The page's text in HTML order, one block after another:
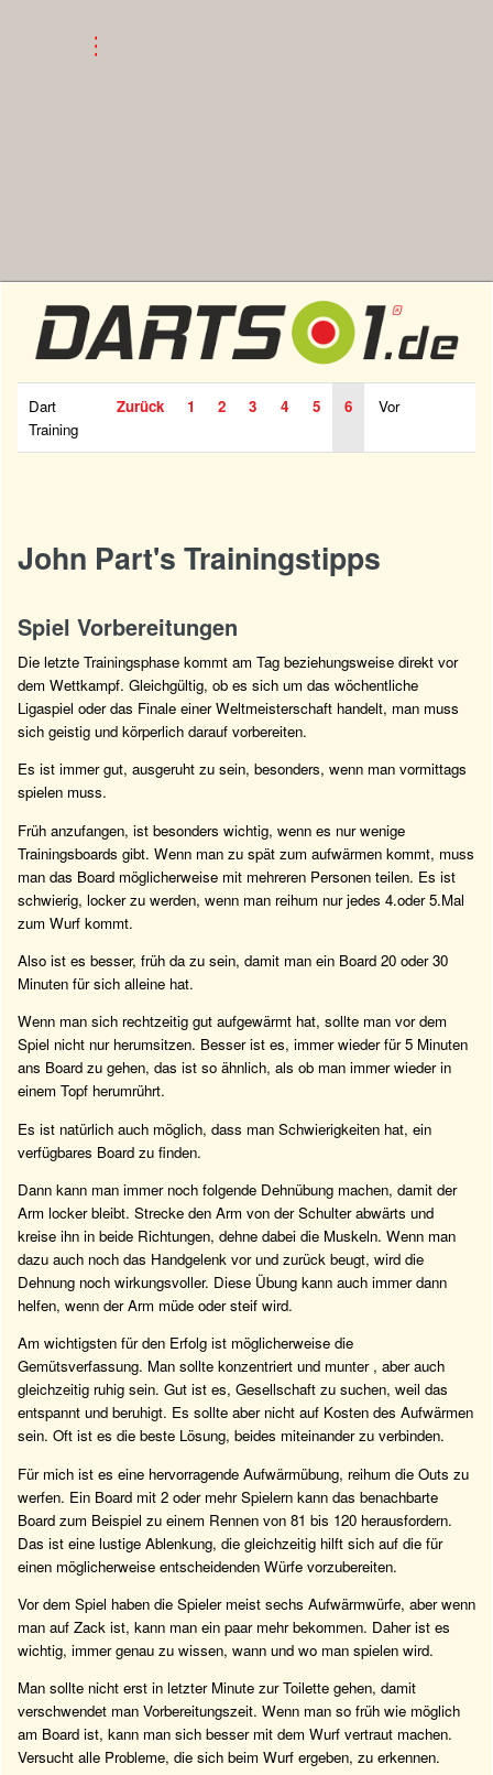
Dart
Training
Zurück 1 2 3 4 5 6 Vor
John Part's Trainingstipps
Spiel Vorbereitungen
Die letzte Trainingsphase kommt am Tag beziehungsweise direkt vor
dem Wettkampf. Gleichgültig, ob es sich um das wöchentliche
Ligaspiel oder das Finale einer Weltmeisterschaft handelt, man muss
sich geistig und körperlich darauf vorbereiten.
Es ist immer gut, ausgeruht zu sein, besonders, wenn man vormittags
spielen muss.
Früh anzufangen, ist besonders wichtig, wenn es nur wenige
Trainingsboards gibt. Wenn man zu spät zum aufwärmen kommt, muss
man das Board möglicherweise mit mehreren Personen teilen. Es ist
schwierig, locker zu werden, wenn man reihum nur jedes 4.oder 5.Mal
zum Wurf kommt.
Also ist es besser, früh da zu sein, damit man ein Board 20 oder 30
Minuten für sich alleine hat.
Wenn man sich rechtzeitig gut aufgewärmt hat, sollte man vor dem
Spiel nicht nur herumsitzen. Besser ist es, immer wieder für 5 Minuten
ans Board zu gehen, das ist so ähnlich, als ob man immer wieder in
einem Topf herumrührt.
Es ist natürlich auch möglich, dass man Schwierigkeiten hat, ein
verfügbares Board zu finden.
Dann kann man immer noch folgende Dehnübung machen, damit der
Arm locker bleibt. Strecke den Arm von der Schulter abwärts und
kreise ihn in beide Richtungen, dehne dabei die Muskeln. Wenn man
dazu auch noch das Handgelenk vor und zurück beugt, wird die
Dehnung noch wirkungsvoller. Diese Übung kann auch immer dann
helfen, wenn der Arm müde oder steif wird.
Am wichtigsten für den Erfolg ist möglicherweise die
Gemütsverfassung. Man sollte konzentriert und munter , aber auch
gleichzeitig ruhig sein. Gut ist es, Gesellschaft zu suchen, weil das
entspannt und beruhigt. Es sollte aber nicht auf Kosten des Aufwärmen
sein. Oft ist es die beste Lösung, beides miteinander zu verbinden.
Für mich ist es eine hervorragende Aufwärmübung, reihum die Outs zu
werfen. Ein Board mit 2 oder mehr Spielern kann das benachbarte
Board zum Beispiel zu einem Rennen von 81 bis 120 herausfordern.
Das ist eine lustige Ablenkung, die gleichzeitig hilft sich auf die für
einen möglicherweise entscheidenden Würfe vorzubereiten.
Vor dem Spiel haben die Spieler meist sechs Aufwärmwürfe, aber wenn
man auf Zack ist, kann man ein paar mehr bekommen. Daher ist es
wichtig, immer genau zu wissen, wann und wo man spielen wird.
Man sollte nicht erst in letzter Minute zur Toilette gehen, damit
verschwendet man Vorbereitungszeit. Wenn man so früh wie möglich
am Board ist, kann man sich besser mit dem Wurf vertraut machen.
Versucht alle Probleme, die sich beim Wurf ergeben, zu erkennen.